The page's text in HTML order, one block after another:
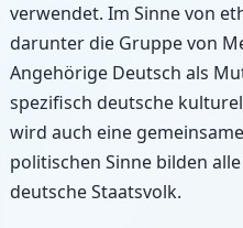
verwendet. Im Sinne von
darunter die Gruppe von
Angehörige Deutsch als
spezifisch deutsche
wird auch eine
politischen Sinne bilden
deutsche Staatsvolk.